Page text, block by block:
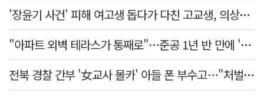
'장윤기 사건' 피해 여고생 돕다가 다친 고교생, 의상자 인정
"아파트 외벽 테라스가 통째로"…준공 1년 반 만에 '아찔 사고'
전북 경찰 간부 '女교사 몰카' 아들 폰 부수고…"처벌 못하는 사안" 내부망에 글